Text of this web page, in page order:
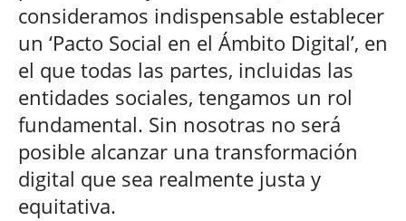
consideramos indispensable establecer
un ‘Pacto Social en el Ámbito Digital’, en
el que todas las partes, incluidas las
entidades sociales, tengamos un rol
fundamental. Sin nosotras no será
posible alcanzar una transformación
digital que sea realmente justa y
equitativa.